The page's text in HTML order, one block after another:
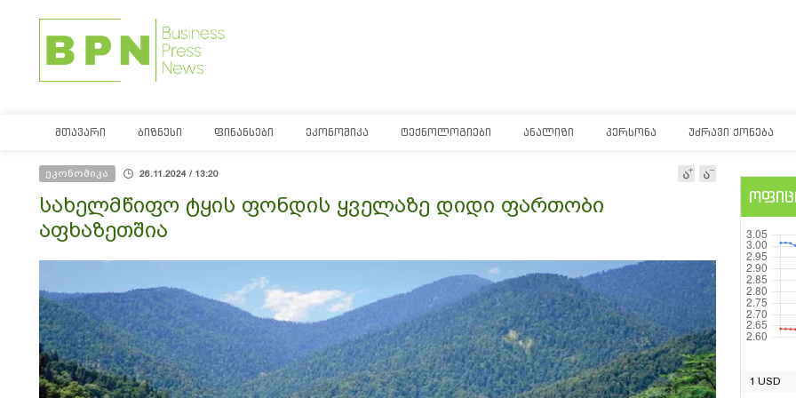
ᲛᲗᲐᲕᲐᲠᲘ ᲑᲘᲖᲜᲔᲡᲘ ᲤᲘᲜᲐᲜᲡᲔᲑᲘ ᲔᲙᲝᲜᲝᲛᲘᲙᲐ ᲢᲔᲥᲜᲝᲚᲝᲒᲘᲔᲑᲘ ᲐᲜᲐᲚᲘᲖᲘ ᲞᲔᲠᲡᲝᲜᲐ ᲣᲫᲠᲐᲕᲘ ᲥᲝᲜᲔᲑᲐ
ეკონომიკა 26.11.2024 / 13:20
სახელმწიფო ტყის ფონდის ყველაზე დიდი ფართობი
აფხაზეთშია
1 USD